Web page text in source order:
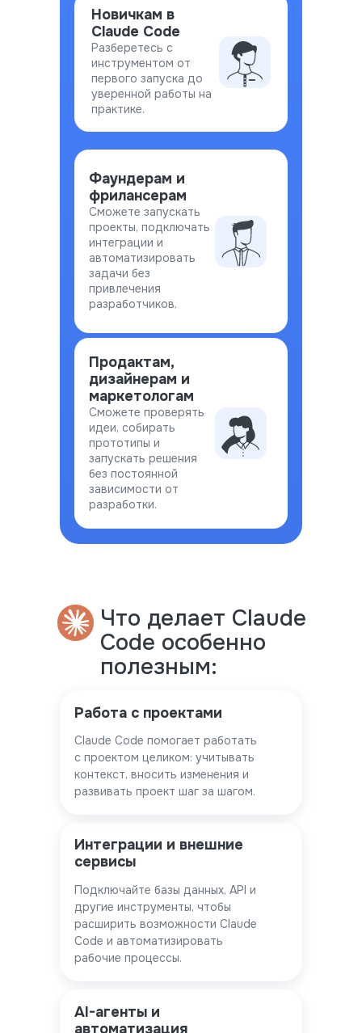
Фаундерам и
фрилансерам
Сможете запускать
проекты, подключать
интеграции и
автоматизировать
задачи без
привлечения
разработчиков.
Новичкам в
Claude Code
Разберетесь с
инструментом от
первого запуска до
уверенной работы на
практике.
Продактам,
дизайнерам и
маркетологам
Сможете проверять
идеи, собирать
прототипы и
запускать решения
без постоянной
зависимости от
разработки.
Подключайте базы данных, API и
другие инструменты, чтобы
расширить возможности Claude
Code и автоматизировать
рабочие процессы.
Интеграции и внешние
сервисы
AI-агенты и
автоматизация
Claude Code помогает работать
с проектом целиком: учитывать
контекст, вносить изменения и
развивать проект шаг за шагом.
Работа с проектами
Что делает Claude
Code особенно
полезным: